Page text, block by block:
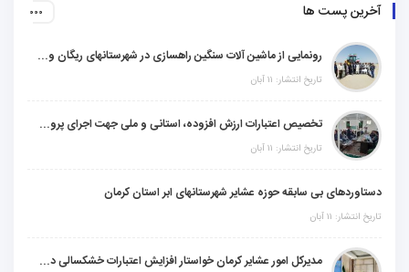
آخرین پست ها
رونمایی از ماشین آلات سنگین راهسازی در شهرستانهای ریگان و گنبکی
تاریخ انتشار: ۱۱ آبان
تخصیص اعتبارات ارزش افزوده، استانی و ملی جهت اجرای پروژه‌های عمرانی در شهرستان گنبکی
تاریخ انتشار: ۱۱ آبان
دستاوردهای بی سابقه حوزه عشایر شهرستانهای ابر استان کرمان
تاریخ انتشار: ۱۱ آبان
مدیرکل امور عشایر کرمان خواستار افزایش اعتبارات خشکسالی در سال جدید شد